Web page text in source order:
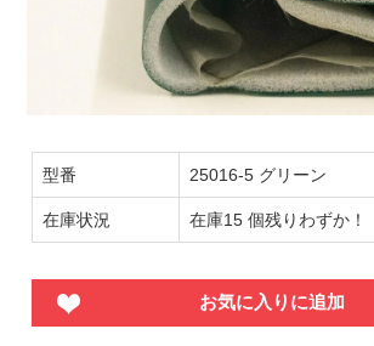
型番 25016-5 グリーン
在庫状況 在庫15 個残りわずか！
お気に入りに追加